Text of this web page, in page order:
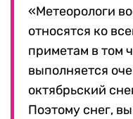
«Метеорологи
относятся ко
приметам в том
выполняется
октябрьский
Поэтому снег,